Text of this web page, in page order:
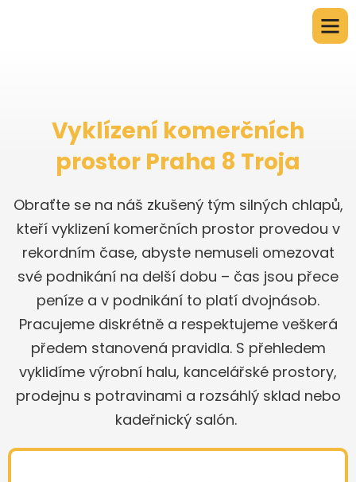
Vyklízení komerčních
prostor Praha 8 Troja
Obraťte se na náš zkušený tým silných chlapů,
kteří vyklizení komerčních prostor provedou v
rekordním čase, abyste nemuseli omezovat
své podnikání na delší dobu – čas jsou přece
peníze a v podnikání to platí dvojnásob.
Pracujeme diskrétně a respektujeme veškerá
předem stanovená pravidla. S přehledem
vyklidíme výrobní halu, kancelářské prostory,
prodejnu s potravinami a rozsáhlý sklad nebo
kadeřnický salón.